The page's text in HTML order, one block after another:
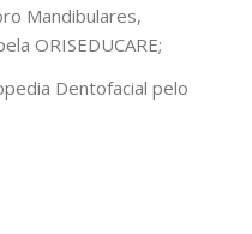
Mandibulares,
ORISEDUCARE;
Dentofacial pelo